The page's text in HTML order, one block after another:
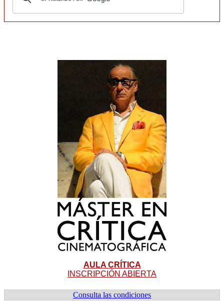
AULA CRÍTICA
INSCRIPCIÓN ABIERTA
Consulta las condiciones